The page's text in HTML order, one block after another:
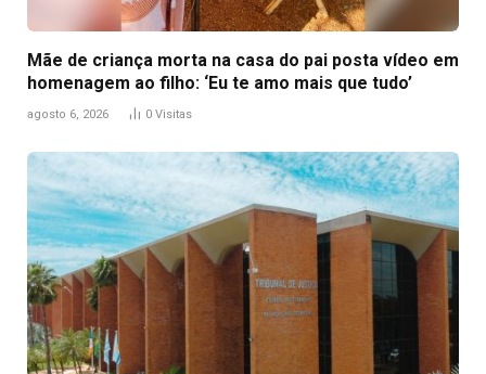
Mãe de criança morta na casa do pai posta vídeo em
homenagem ao filho: ‘Eu te amo mais que tudo’
agosto 6, 2026 0 Visitas